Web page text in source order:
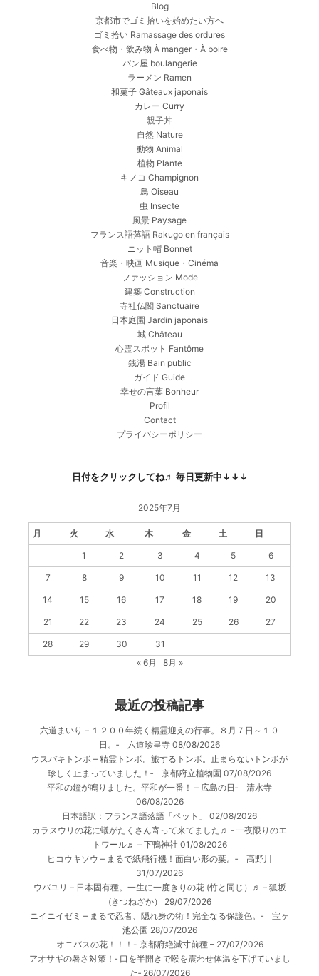
Blog
京都市でゴミ拾いを始めたい方へ
ゴミ拾い Ramassage des ordures
食べ物・飲み物 À manger・À boire
パン屋 boulangerie
ラーメン Ramen
和菓子 Gâteaux japonais
カレー Curry
親子丼
自然 Nature
動物 Animal
植物 Plante
キノコ Champignon
鳥 Oiseau
虫 Insecte
風景 Paysage
フランス語落語 Rakugo en français
ニット帽 Bonnet
音楽・映画 Musique・Cinéma
ファッション Mode
建築 Construction
寺社仏閣 Sanctuaire
日本庭園 Jardin japonais
城 Château
心霊スポット Fantôme
銭湯 Bain public
ガイド Guide
幸せの言葉 Bonheur
Profil
Contact
プライバシーポリシー
日付をクリックしてね♬ 毎日更新中↓↓↓
2025年7月
月 火 水 木 金 土 日
1 2 3 4 5 6
7 8 9 10 11 12 13
14 15 16 17 18 19 20
21 22 23 24 25 26 27
28 29 30
31
« 6月
8月 »
最近の投稿記事
六道まいり – １２００年続く精霊迎えの行事。８月７日～１０
日。‐ 六道珍皇寺 08/08/2026
ウスバキトンボ – 精霊トンボ。旅するトンボ。止まらないトンボが
珍しく止まっていました！‐ 京都府立植物園 07/08/2026
平和の鐘が鳴りました。平和が一番！ – 広島の日‐ 清水寺
06/08/2026
日本語訳：フランス語落語「ペット」
02/08/2026
カラスウリの花に蟻がたくさん寄って来てました♬ ‐ 一夜限りのエ
トワール♬ – 下鴨神社 01/08/2026
ヒコウキソウ – まるで紙飛行機！面白い形の葉。‐ 高野川
31/07/2026
ウバユリ – 日本固有種。一生に一度きりの花 (竹と同じ）♬ – 狐坂
(きつねざか）
29/07/2026
ニイニイゼミ – まるで忍者、隠れ身の術！完全なる保護色。‐ 宝ヶ
池公園 28/07/2026
オニバスの花！！！- 京都府絶滅寸前種 – 27/07/2026
アオサギの暑さ対策！‐ 口を半開きで喉を震わせ体温を下げていまし
た‐ 26/07/2026